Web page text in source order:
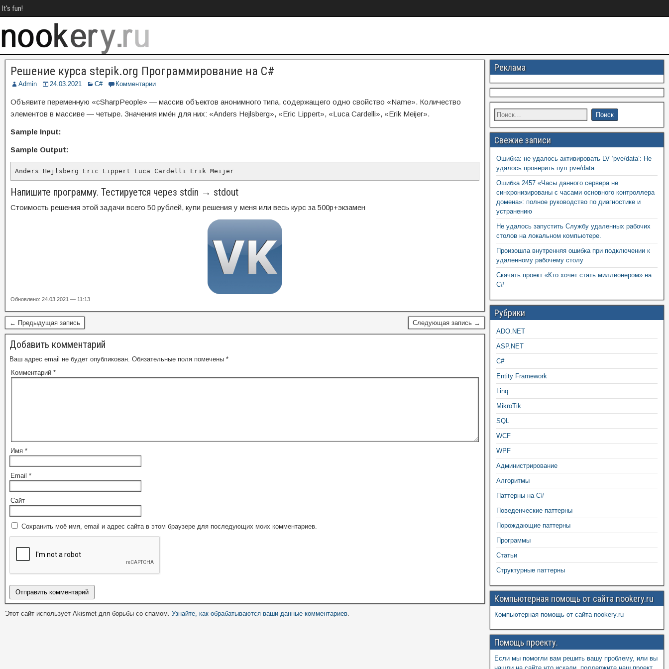
It's fun!
Решение курса stepik.org Программирование на C#
Admin 24.03.2021 C# Комментарии
Объявите переменную «cSharpPeople» — массив объектов анонимного типа, содержащего одно свойство «Name». Количество
элементов в массиве — четыре. Значения имён для них: «Anders Hejlsberg», «Eric Lippert», «Luca Cardelli», «Erik Meijer».
Sample Input:
Sample Output:
Anders Hejlsberg Eric Lippert Luca Cardelli Erik Meijer
Напишите программу. Тестируется через stdin → stdout
Стоимость решения этой задачи всего 50 рублей, купи решения у меня или весь курс за 500р+экзамен
Обновлено: 24.03.2021 — 11:13
← Предыдущая запись Следующая запись →
Добавить комментарий
Ваш адрес email не будет опубликован. Обязательные поля помечены *
Комментарий *
Имя *
Email *
Сайт
Сохранить моё имя, email и адрес сайта в этом браузере для последующих моих комментариев.
Этот сайт использует Akismet для борьбы со спамом. Узнайте, как обрабатываются ваши данные комментариев.
Реклама
Свежие записи
Ошибка: не удалось активировать LV ‘pve/data’: Не
удалось проверить пул pve/data
Ошибка 2457 «Часы данного сервера не
синхронизированы с часами основного контроллера
домена»: полное руководство по диагностике и
устранению
Не удалось запустить Службу удаленных рабочих
столов на локальном компьютере.
Произошла внутренняя ошибка при подключении к
удаленному рабочему столу
Скачать проект «Кто хочет стать миллионером» на
C#
Рубрики
ADO.NET
ASP.NET
C#
Entity Framework
Linq
MikroTik
SQL
WCF
WPF
Администрирование
Алгоритмы
Паттерны на C#
Поведенческие паттерны
Порождающие паттерны
Программы
Статьи
Структурные паттерны
Компьютерная помощь от сайта nookery.ru
Компьютерная помощь от сайта nookery.ru
Помощь проекту.
Если мы помогли вам решить вашу проблему, или вы